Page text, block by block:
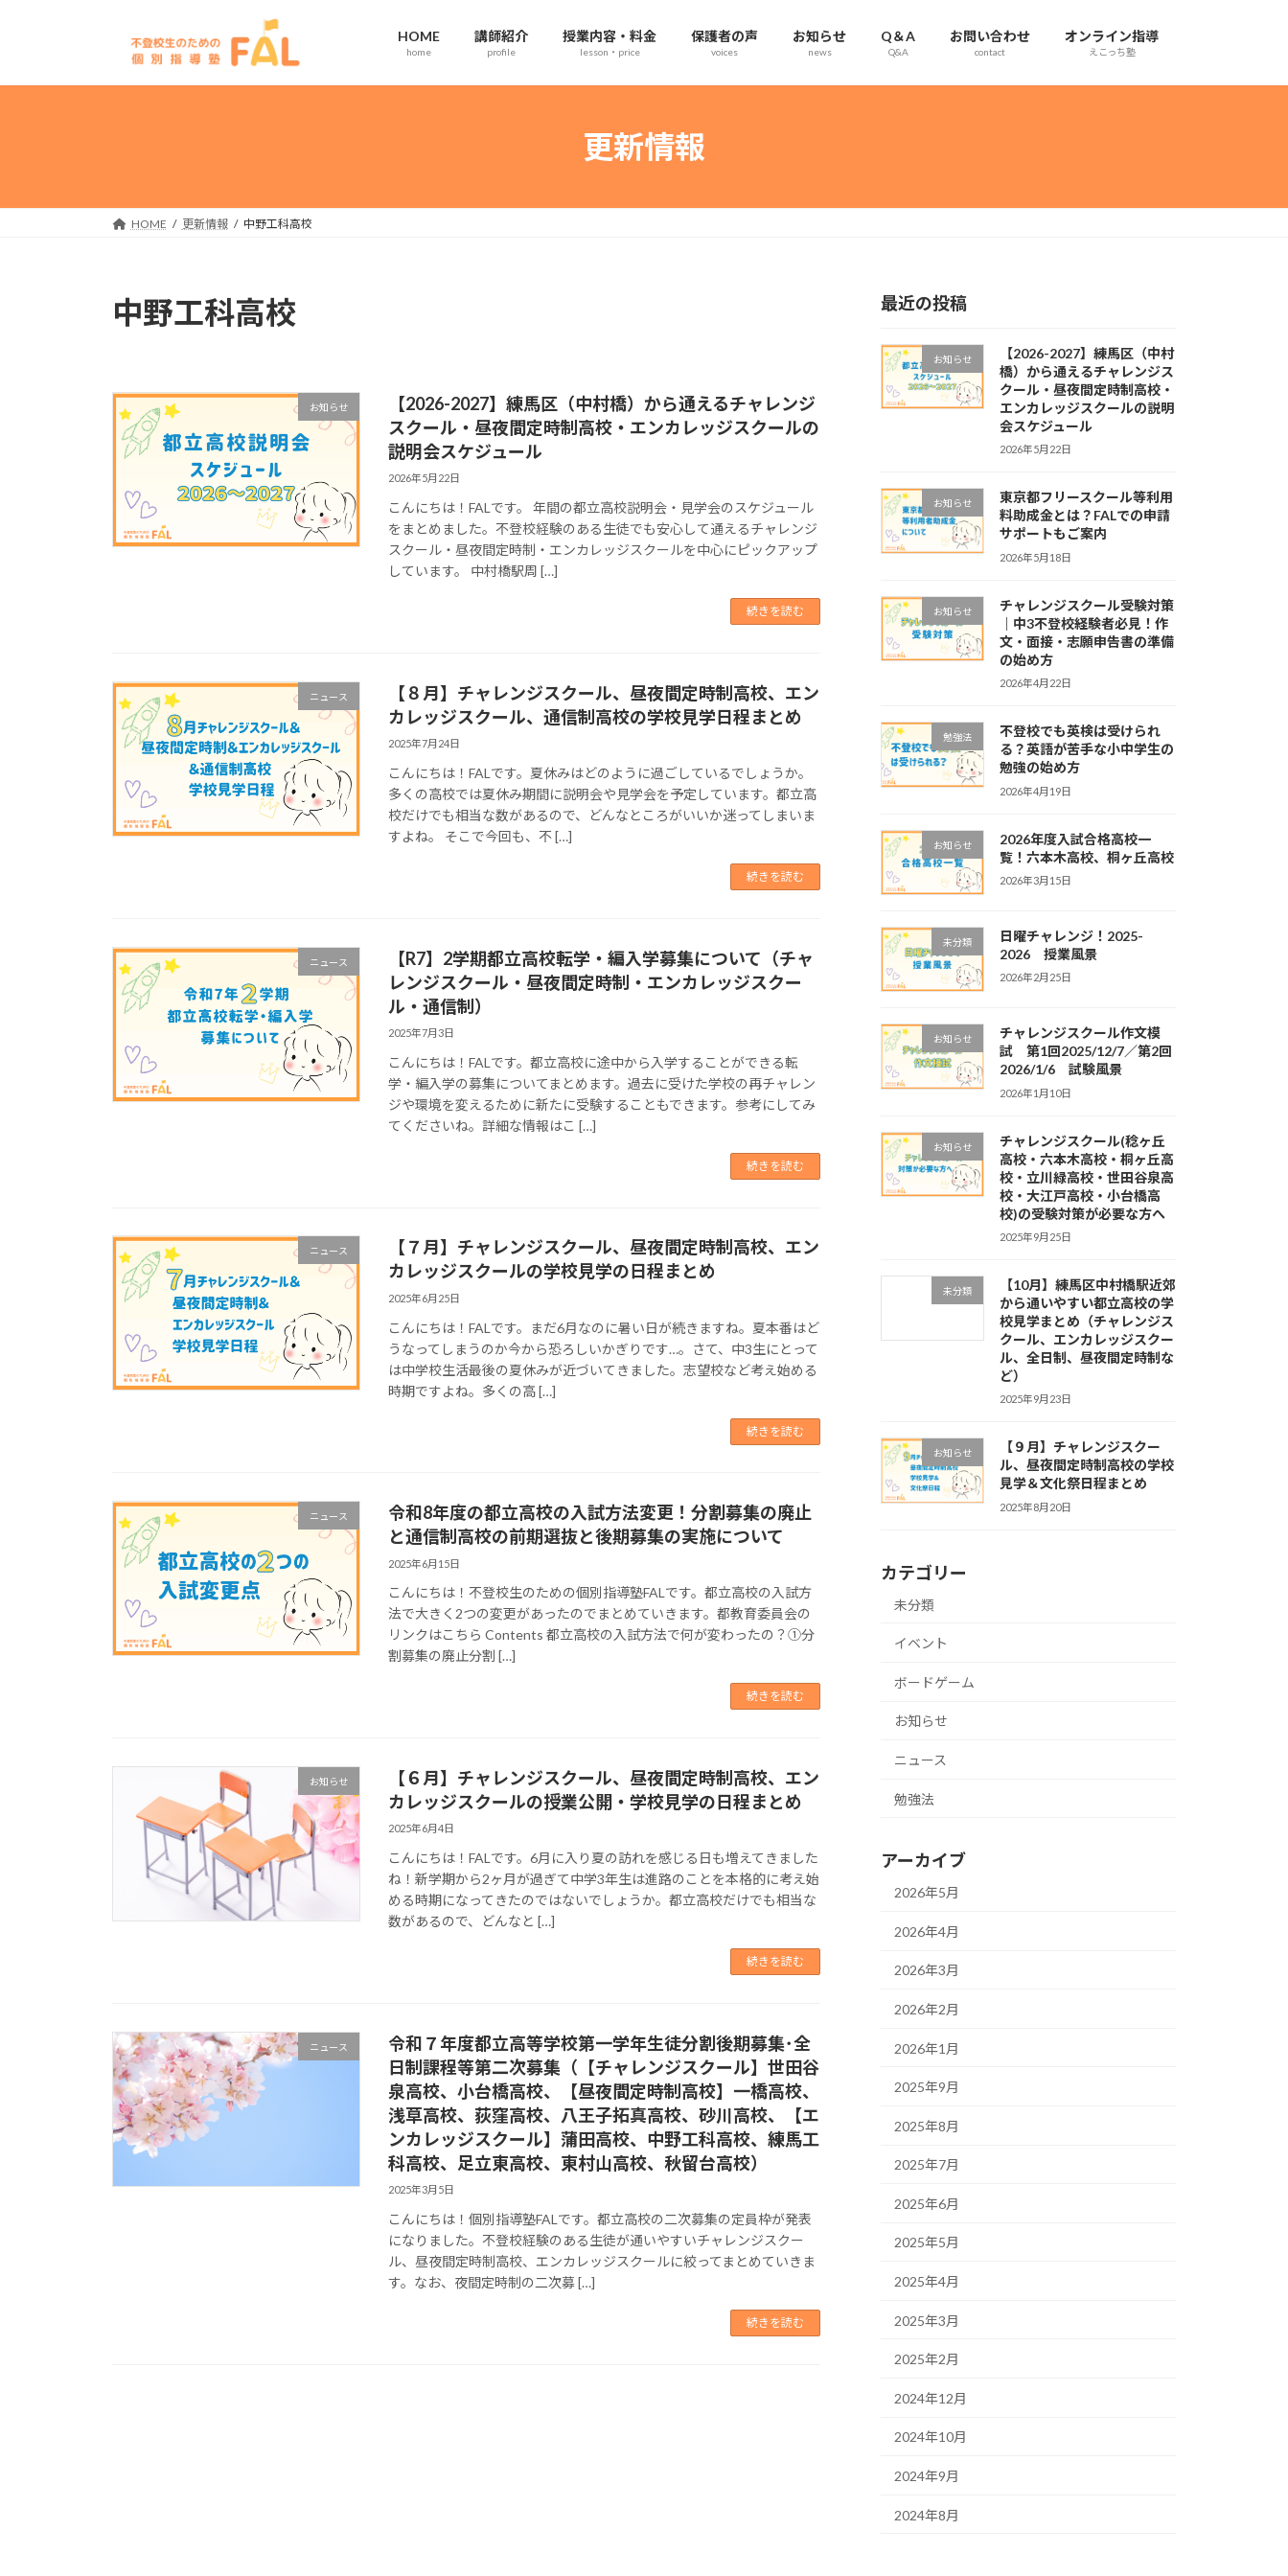
HOME
home
講師紹介
profile
授業内容・料金
lesson・price
保護者の声
voices
お知らせ
news
Q＆A
Q&A
お問い合わせ
contact
オンライン指導
えこっち塾
更新情報
HOME 更新情報 中野工科高校
中野工科高校
お知らせ
【2026-2027】練馬区（中村橋）から通えるチャレンジ
スクール・昼夜間定時制高校・エンカレッジスクールの
説明会スケジュール
2026年5月22日
こんにちは！FALです。 年間の都立高校説明会・見学会のスケジュール
をまとめました。不登校経験のある生徒でも安心して通えるチャレンジ
スクール・昼夜間定時制・エンカレッジスクールを中心にピックアップ
しています。 中村橋駅周 […]
続きを読む
ニュース
【８月】チャレンジスクール、昼夜間定時制高校、エン
カレッジスクール、通信制高校の学校見学日程まとめ
2025年7月24日
こんにちは！FALです。夏休みはどのように過ごしているでしょうか。
多くの高校では夏休み期間に説明会や見学会を予定しています。都立高
校だけでも相当な数があるので、どんなところがいいか迷ってしまいま
すよね。 そこで今回も、不 […]
続きを読む
ニュース
【R7】2学期都立高校転学・編入学募集について（チャ
レンジスクール・昼夜間定時制・エンカレッジスクー
ル・通信制）
2025年7月3日
こんにちは！FALです。都立高校に途中から入学することができる転
学・編入学の募集についてまとめます。過去に受けた学校の再チャレン
ジや環境を変えるために新たに受験することもできます。参考にしてみ
てくださいね。詳細な情報はこ […]
続きを読む
ニュース
【７月】チャレンジスクール、昼夜間定時制高校、エン
カレッジスクールの学校見学の日程まとめ
2025年6月25日
こんにちは！FALです。まだ6月なのに暑い日が続きますね。夏本番はど
うなってしまうのか今から恐ろしいかぎりです…。さて、中3生にとって
は中学校生活最後の夏休みが近づいてきました。志望校など考え始める
時期ですよね。多くの高 […]
続きを読む
ニュース
令和8年度の都立高校の入試方法変更！分割募集の廃止
と通信制高校の前期選抜と後期募集の実施について
2025年6月15日
こんにちは！不登校生のための個別指導塾FALです。都立高校の入試方
法で大きく2つの変更があったのでまとめていきます。都教育委員会の
リンクはこちら Contents 都立高校の入試方法で何が変わったの？①分
割募集の廃止分割 […]
続きを読む
お知らせ
【６月】チャレンジスクール、昼夜間定時制高校、エン
カレッジスクールの授業公開・学校見学の日程まとめ
2025年6月4日
こんにちは！FALです。6月に入り夏の訪れを感じる日も増えてきました
ね！新学期から2ヶ月が過ぎて中学3年生は進路のことを本格的に考え始
める時期になってきたのではないでしょうか。都立高校だけでも相当な
数があるので、どんなと […]
続きを読む
ニュース
令和７年度都立高等学校第一学年生徒分割後期募集･全
日制課程等第二次募集（【チャレンジスクール】世田谷
泉高校、小台橋高校、【昼夜間定時制高校】一橋高校、
浅草高校、荻窪高校、八王子拓真高校、砂川高校、【エ
ンカレッジスクール】蒲田高校、中野工科高校、練馬工
科高校、足立東高校、東村山高校、秋留台高校）
2025年3月5日
こんにちは！個別指導塾FALです。都立高校の二次募集の定員枠が発表
になりました。不登校経験のある生徒が通いやすいチャレンジスクー
ル、昼夜間定時制高校、エンカレッジスクールに絞ってまとめていきま
す。なお、夜間定時制の二次募 […]
続きを読む
最近の投稿
お知らせ
【2026-2027】練馬区（中村
橋）から通えるチャレンジス
クール・昼夜間定時制高校・
エンカレッジスクールの説明
会スケジュール
2026年5月22日
お知らせ
東京都フリースクール等利用
料助成金とは？FALでの申請
サポートもご案内
2026年5月18日
お知らせ
チャレンジスクール受験対策
｜中3不登校経験者必見！作
文・面接・志願申告書の準備
の始め方
2026年4月22日
勉強法
不登校でも英検は受けられ
る？英語が苦手な小中学生の
勉強の始め方
2026年4月19日
お知らせ
2026年度入試合格高校一
覧！六本木高校、桐ヶ丘高校
2026年3月15日
未分類
日曜チャレンジ！2025-
2026 授業風景
2026年2月25日
お知らせ
チャレンジスクール作文模
試 第1回2025/12/7／第2回
2026/1/6 試験風景
2026年1月10日
お知らせ
チャレンジスクール(稔ヶ丘
高校・六本木高校・桐ヶ丘高
校・立川緑高校・世田谷泉高
校・大江戸高校・小台橋高
校)の受験対策が必要な方へ
2025年9月25日
未分類
【10月】練馬区中村橋駅近郊
から通いやすい都立高校の学
校見学まとめ（チャレンジス
クール、エンカレッジスクー
ル、全日制、昼夜間定時制な
ど）
2025年9月23日
お知らせ
【９月】チャレンジスクー
ル、昼夜間定時制高校の学校
見学＆文化祭日程まとめ
2025年8月20日
カテゴリー
未分類
イベント
ボードゲーム
お知らせ
ニュース
勉強法
アーカイブ
2026年5月
2026年4月
2026年3月
2026年2月
2026年1月
2025年9月
2025年8月
2025年7月
2025年6月
2025年5月
2025年4月
2025年3月
2025年2月
2024年12月
2024年10月
2024年9月
2024年8月